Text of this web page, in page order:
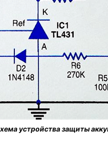
устройства защиты